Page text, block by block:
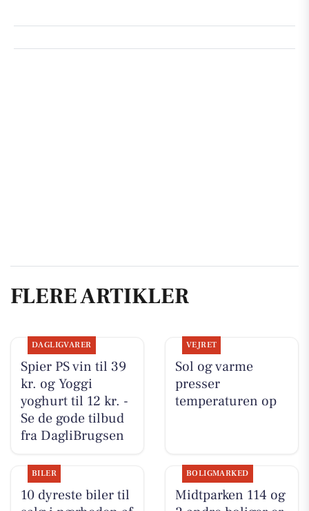
FLERE ARTIKLER
DAGLIGVARER
Spier PS vin til 39
kr. og Yoggi
yoghurt til 12 kr. -
Se de gode tilbud
fra DagliBrugsen
VEJRET
Sol og varme
presser
temperaturen op
BILER
10 dyreste biler til
BOLIGMARKED
Midtparken 114 og